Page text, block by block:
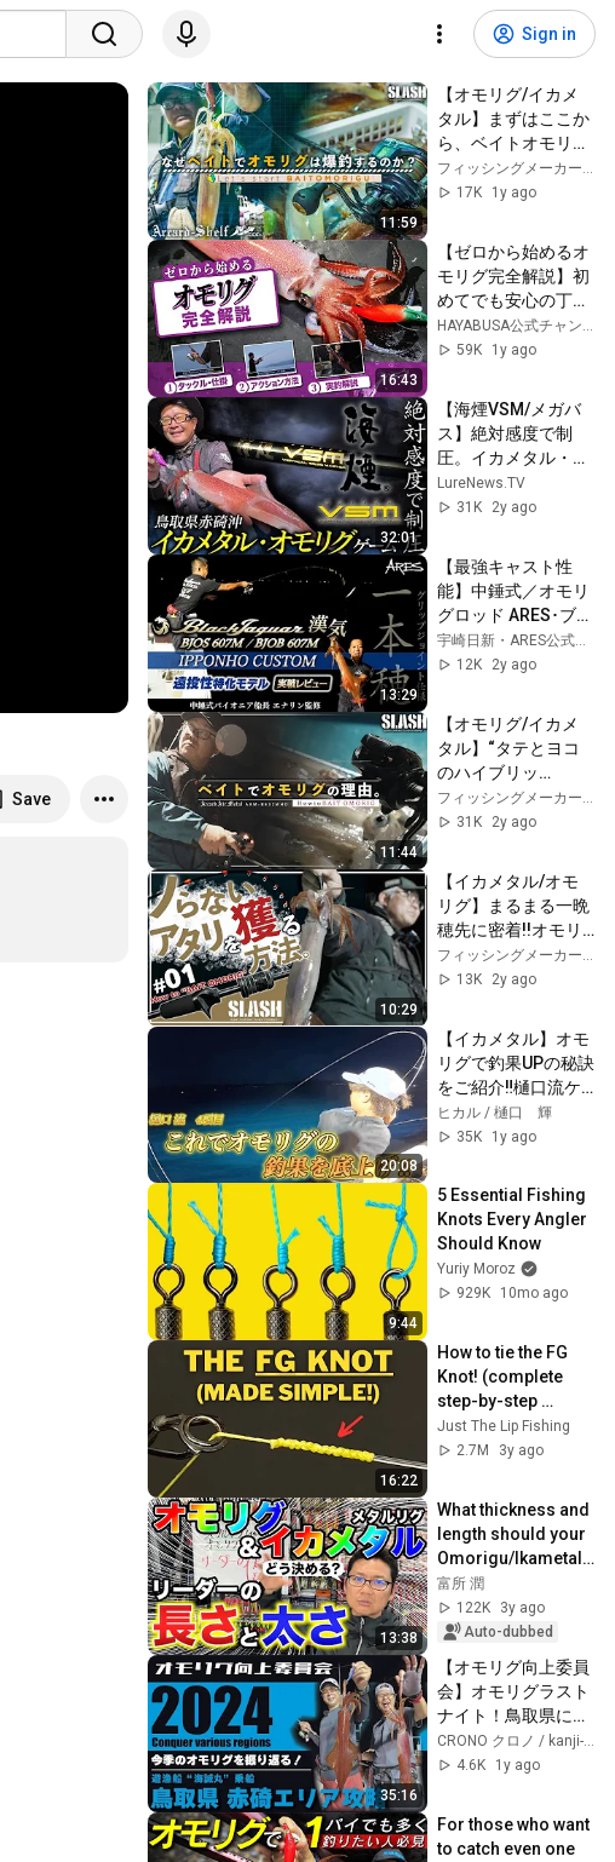
Sign in
Save
11:59
【オモリグ/イカメ
タル】まずはここか
ら、ベイトオモリグ
の基本をもう一度!!
【実践編】
フィッシングメーカーSLASH
17K
1y ago
16:43
【ゼロから始めるオ
モリグ完全解説】初
めてでも安心の丁寧
解説！タックル・仕
掛選びからアクショ
羅！
HAYABUSA公式チャンネル
59K
1y ago
32:01
【海煙VSM/メガバ
ス】絶対感度で制
圧。イカメタル・オ
モリグゲーム完全解
説in鳥取赤碕沖
LureNews.TV
31K
2y ago
13:29
【最強キャスト性
能】中錘式／オモリ
グロッド ARES･ブラ
ックジャガー漢気
607M 一本穂カスタ
ぎのないブランクが
なせる遠投による絶
大なメリットに要注
目!!
12K
2y ago
11:44
【オモリグ/イカメ
タル】“タテとヨコ
のハイブリッ
ド”How to ベイトオ
モリグ実践編!!
31K
2y ago
10:29
【イカメタル/オモ
リグ】まるまる一晩
穂先に密着!!オモリ
グのアタリを見極め
る。13K
2y ago
20:08
【イカメタル】オモ
リグで釣果UPの秘訣
をご紹介‼︎樋口流ケ
ンサキイカ狙い方〜
京都京丹後編〜
ヒカル / 樋口 輝
35K
1y ago
9:44
5 Essential Fishing
Knots Every Angler
Should Know
Yuriy Moroz
929K
10mo ago
16:22
How to tie the FG
Knot! (complete
step-by-step
guide!)
Just The Lip Fishing
2.7M
3y ago
13:38
What thickness and
length should your
Omorigu/Ikametal
(metal rig) leader
be? How long
should it ...
富所 潤
122K
3y ago
Auto-dubbed
35:16
【オモリグ向上委員
会】オモリグラスト
ナイト！鳥取県にて
2024年を振り返る
夜！
CRONO クロノ / kanji-international カンジインターナショナル
4.6K
1y ago
For those who want
to catch even one